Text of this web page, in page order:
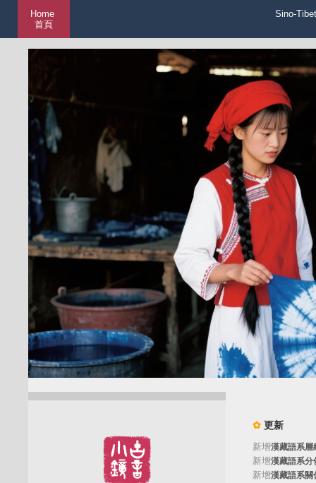
Home
首頁
Sino-
✿ 更新
新增漢藏語系層
新增漢藏語系分
新增漢藏語系關